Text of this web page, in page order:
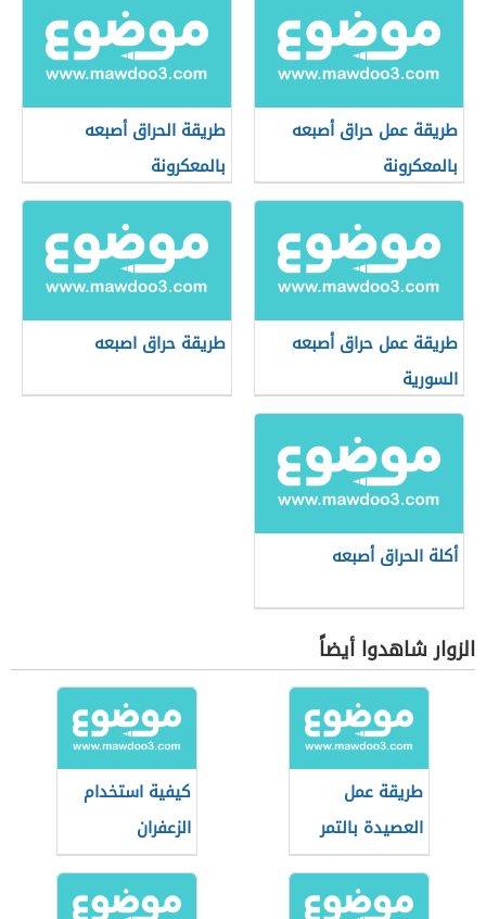
طريقة عمل حراق أصبعه
بالمعكرونة
طريقة الحراق أصبعه
بالمعكرونة
طريقة عمل حراق أصبعه
السورية
طريقة حراق اصبعه
أكلة الحراق أصبعه
الزوار شاهدوا أيضاً
طريقة عمل
العصيدة بالتمر
كيفية استخدام
الزعفران